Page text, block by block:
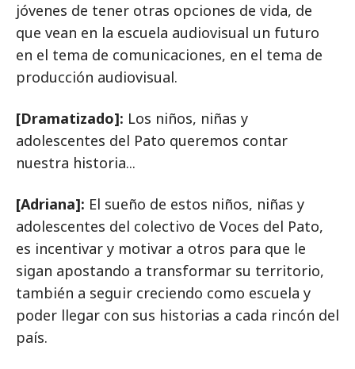
jóvenes de tener otras opciones de vida, de
que vean en la escuela audiovisual un futuro
en el tema de comunicaciones, en el tema de
producción audiovisual.
[Dramatizado]: Los niños, niñas y
adolescentes del Pato queremos contar
nuestra historia...
[Adriana]: El sueño de estos niños, niñas y
adolescentes del colectivo de Voces del Pato,
es incentivar y motivar a otros para que le
sigan apostando a transformar su territorio,
también a seguir creciendo como escuela y
poder llegar con sus historias a cada rincón del
país.